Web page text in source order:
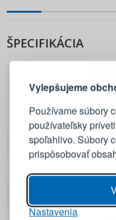
Vylepšujeme
Používame súbory
používateľsky
spoľahlivo. Súbory
prispôsobovať
Nastavenia
ŠPECIFIKÁCIA
Prihláste
E-mail